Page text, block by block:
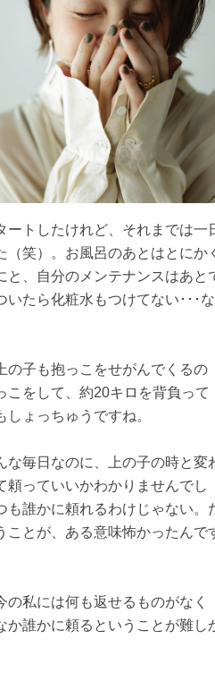
ートしたけれど、それまでは一
（笑）。お風呂のあとはとにか
と、自分のメンテナンスはあと
いたら化粧水もつけてない･･･な
の子も抱っこをせがんでくるの
こをして、約20キロを背負って
ょっちゅうですね。
な毎日なのに、上の子の時と変
頼っていいかわかりませんでし
も誰かに頼れるわけじゃない。
ことが、ある意味怖かったんで
の私には何も返せるものがなく
か誰かに頼るということが難し